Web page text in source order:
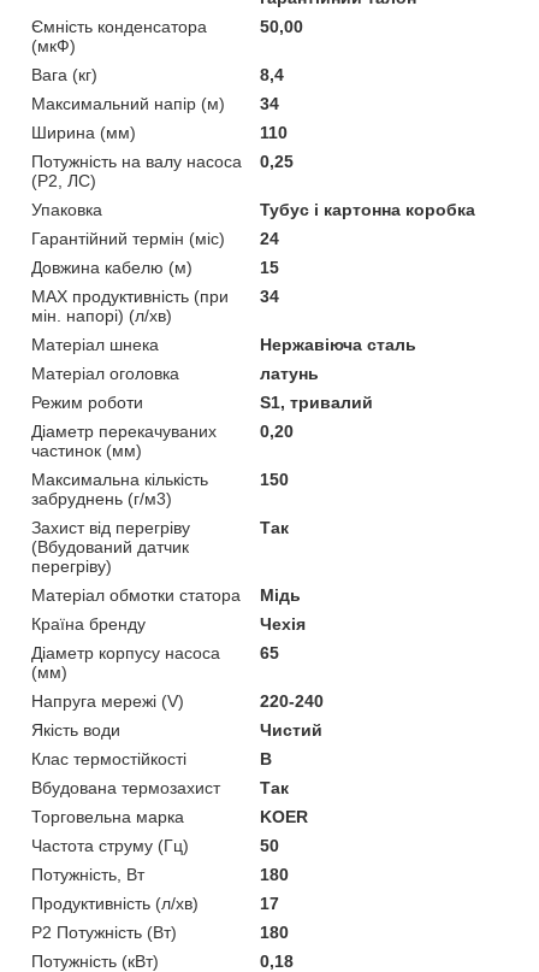
Ємність конденсатора
(мкФ)
50,00
Вага (кг)
8,4
Максимальний напір (м)
34
Ширина (мм)
110
Потужність на валу насоса
(P2, ЛС)
0,25
Упаковка
Тубус і картонна коробка
Гарантійний термін (міс)
24
Довжина кабелю (м)
15
MAX продуктивність (при
мін. напорі) (л/хв)
34
Матеріал шнека
Нержавіюча сталь
Матеріал оголовка
латунь
Режим роботи
S1, тривалий
Діаметр перекачуваних
частинок (мм)
0,20
Максимальна кількість
забруднень (г/м3)
150
Захист від перегріву
(Вбудований датчик
перегріву)
Так
Матеріал обмотки статора
Мідь
Країна бренду
Чехія
Діаметр корпусу насоса
(мм)
65
Напруга мережі (V)
220-240
Якість води
Чистий
Клас термостійкості
B
Вбудована термозахист
Так
Торговельна марка
KOER
Частота струму (Гц)
50
Потужність, Вт
180
Продуктивність (л/хв)
17
Р2 Потужність (Вт)
180
Потужність (кВт)
0,18